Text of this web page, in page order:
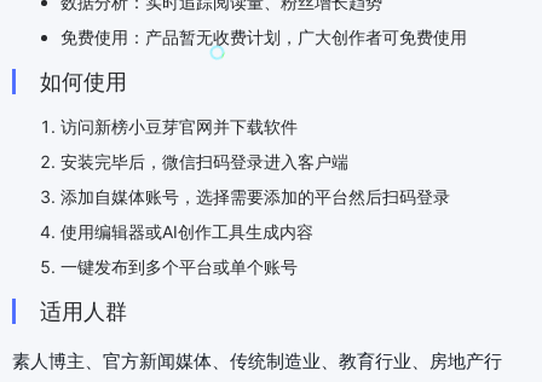
免费使用：产品暂无收费计划，广大创作者可免费使用
如何使用
访问新榜小豆芽官网并下载软件
安装完毕后，微信扫码登录进入客户端
添加自媒体账号，选择需要添加的平台然后扫码登录
使用编辑器或AI创作工具生成内容
一键发布到多个平台或单个账号
适用人群
素人博主、官方新闻媒体、传统制造业、教育行业、房地产行